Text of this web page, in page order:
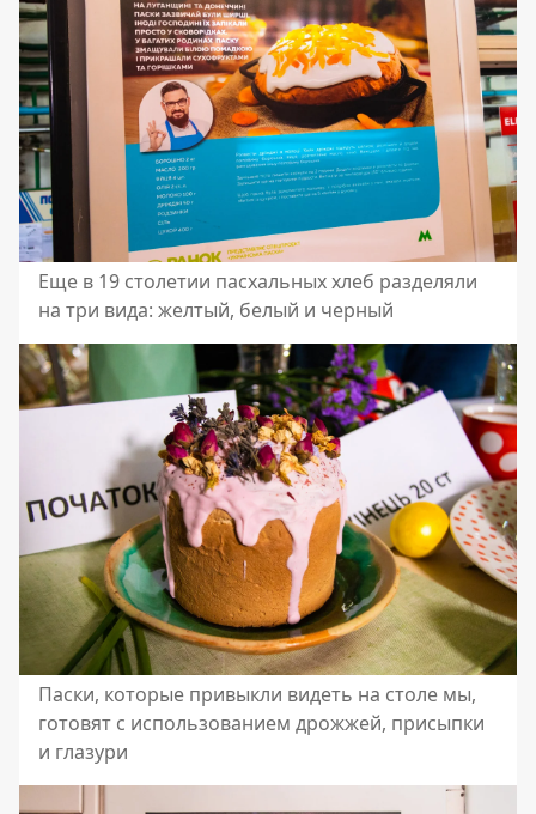
Еще в 19 столетии пасхальных хлеб разделяли
на три вида: желтый, белый и черный
Паски, которые привыкли видеть на столе мы,
готовят с использованием дрожжей, присыпки
и глазури